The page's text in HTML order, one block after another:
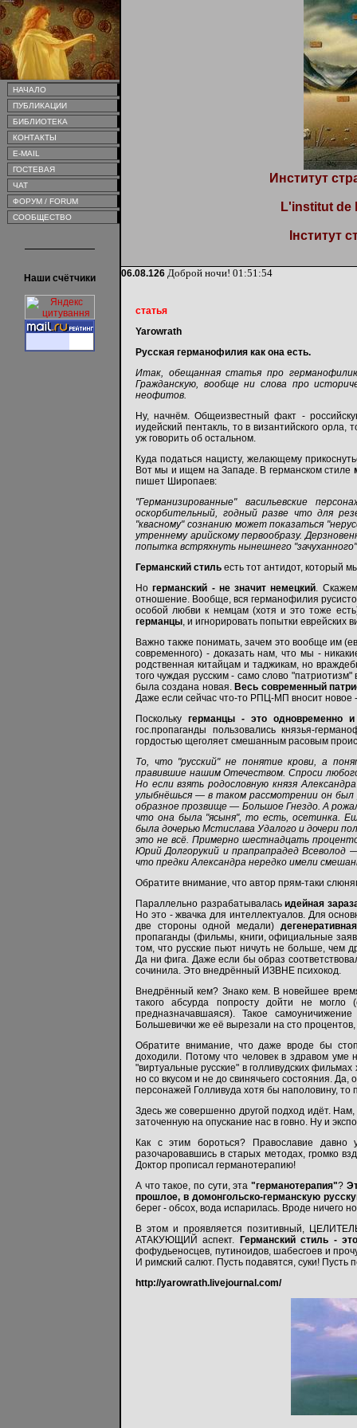
НАЧАЛО
ПУБЛИКАЦИИ
БИБЛИОТЕКА
КОНТАКТЫ
E-MAIL
ГОСТЕВАЯ
ЧАТ
ФОРУМ / FORUM
СООБЩЕСТВО
Наши счётчики
Институт
L'institut de
Інститут
06.08.126 Доброй ночи! 01:51:54
статья
Yarowrath
Русская германофилия как она есть.
Итак, обещанная статья про
Гражданскую, вообще ни слова про
неофитов.
Ну, начнём. Общеизвестный факт -
иудейский пентакль, то в византийского
уж говорить об остальном.
Куда податься нацисту, желающему
Вот мы и ищем на Западе. В германском стиле
пишет Широпаев:
"Германизированные" васильевские
оскорбительный, годный разве что для
"квасному" сознанию может показаться
утреннему арийскому первообразу.
попытка встряхнуть нынешнего
Германский стиль есть тот антидот, который
Ногерманский - не значит немецкий.
отношение. Вообще, вся германофилия
особой любви к немцам (хотя и это тоже
германцы, и игнорировать попытки еврейских
Важно также понимать, зачем это вообще им
современного) - доказать нам, что мы -
родственная китайцам и таджикам, но
того чуждая русским - само слово
была создана новая. Весь современный
Даже если сейчас что-то РПЦ-МП вносит
Поскольку германцы - это одновременно и
гос.пропаганды пользовались князья-
гордостью щеголяет смешанным расовым
То, что "русский" не понятие крови, а
правившие нашим Отечеством. Спроси
Но если взять родословную князя
улыбнёшься — в таком рассмотрении он был
образное прозвище — Большое Гнездо. А
что она была "ясыня", то есть, осетинка.
была дочерью Мстислава Удалого и дочери
это не всё. Примерно шестнадцать
Юрий Долгорукий и прапрапрадед
что предки Александра нередко имели
Обратите внимание, что автор прям-таки
Параллельно разрабатываласьидейная
Но это - жвачка для интеллектуалов. Для
две стороны одной медали)
пропаганды (фильмы, книги, официальные
том, что русские пьют ничуть не больше, чем
Да ни фига. Даже если бы образ
сочинила. Это внедрённый ИЗВНЕ психокод.
Внедрённый кем? Знако кем. В новейшее
такого абсурда попросту дойти не могло
предназначавшаяся). Такое
Большевички же её вырезали на сто
Обратите внимание, что даже вроде бы
доходили. Потому что человек в здравом уме
"виртуальные русские" в голливудских
но со вкусом и не до свинячьего состояния.
персонажей Голливуда хотя бы наполовину,
Здесь же совершенно другой подход идёт.
заточенную на опускание нас в говно. Ну и
Как с этим бороться? Православие
разочаровавшись в старых методах, громко
Доктор прописал германотерапию!
А что такое, по сути, эта"германотерапия"?
прошлое, в домонгольско-германскую
берег - обсох, вода испарилась. Вроде ничего
В этом и проявляется позитивный,
АТАКУЮЩИЙ аспект.
Германский стиль -
фофудьеносцев, путиноидов, шабесгоев и
И римский салют. Пусть подавятся, суки! Пусть
http://yarowrath.livejournal.com/